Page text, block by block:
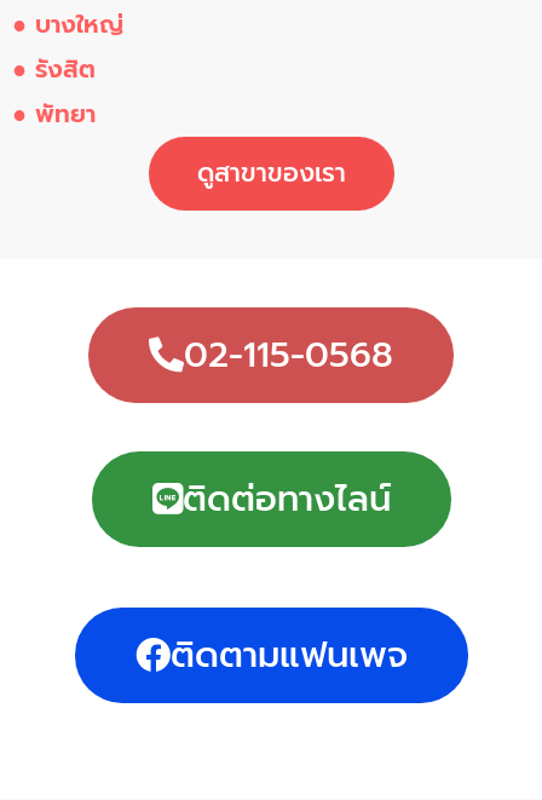
● บางใหญ่
● รังสิต
● พัทยา
ดูสาขาของเรา
02-115-0568
ติดต่อทางไลน์
ติดตามแฟนเพจ